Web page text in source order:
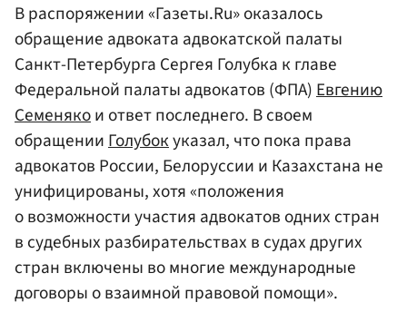
В распоряжении «Газеты.Ru» оказалось
обращение адвоката адвокатской палаты
Санкт-Петербурга Сергея Голубка к главе
Федеральной палаты адвокатов (ФПА)Евгению
Семенякои ответ последнего. В своем
обращенииГолубокуказал, что пока права
адвокатов России, Белоруссии и Казахстана не
унифицированы, хотя «положения
о возможности участия адвокатов одних стран
в судебных разбирательствах в судах других
стран включены во многие международные
договоры о взаимной правовой помощи».